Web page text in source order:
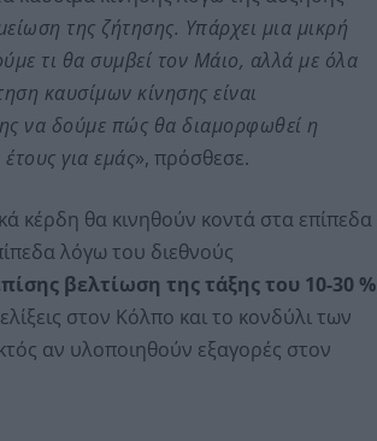
της ζήτησης. Υπάρχει μια μικρή
τι θα συμβεί τον Μάιο, αλλά με όλα
καυσίμων κίνησης είναι
να δούμε πώς θα διαμορφωθεί η
για εμάς», πρόσθεσε.
κέρδη θα κινηθούν κοντά στα επίπεδα
λόγω του διεθνούς
βελτίωση της τάξης του 10-30 %
στον Κόλπο και το κονδύλι των
αν υλοποιηθούν εξαγορές στον